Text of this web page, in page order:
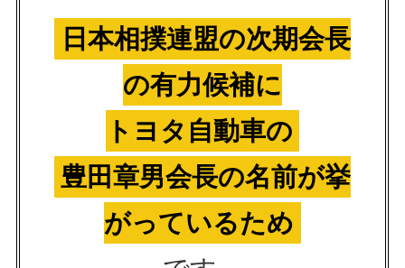
日本相撲連盟の次期会長
の有力候補に
トヨタ自動車の
豊田章男会長の名前が挙
がっているため